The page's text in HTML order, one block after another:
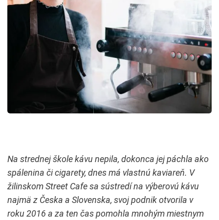
Na strednej škole kávu nepila, dokonca jej páchla ako
spálenina či cigarety, dnes má vlastnú kaviareň. V
žilinskom Street Cafe sa sústredí na výberovú kávu
najmä z Česka a Slovenska, svoj podnik otvorila v
roku 2016 a za ten čas pomohla mnohým miestnym